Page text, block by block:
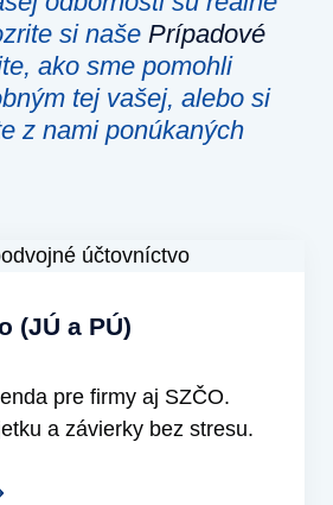
si naše Prípadové
ako sme pomohli
tej vašej, alebo si
z nami ponúkaných
(JÚ a PÚ)
pre firmy aj SZČO.
a závierky bez stresu.